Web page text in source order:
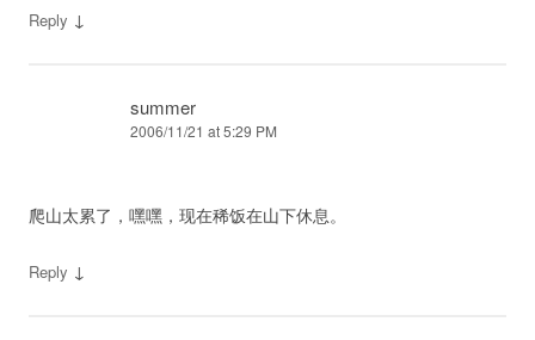
Reply ↓
summer
2006/11/21 at 5:29 PM
爬山太累了，嘿嘿，现在稀饭在山下休息。
Reply ↓